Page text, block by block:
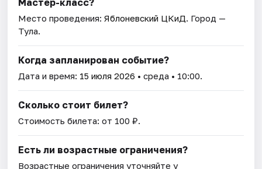
Мастер-класс?
Место проведения:Яблоневский ЦКиД. Город —
Тула.
Когда запланирован событие?
Дата и время: 15 июля 2026 • среда • 10:00.
Сколько стоит билет?
Стоимость билета: от 100 ₽.
Есть ли возрастные ограничения?
Возрастные ограничения уточняйте у